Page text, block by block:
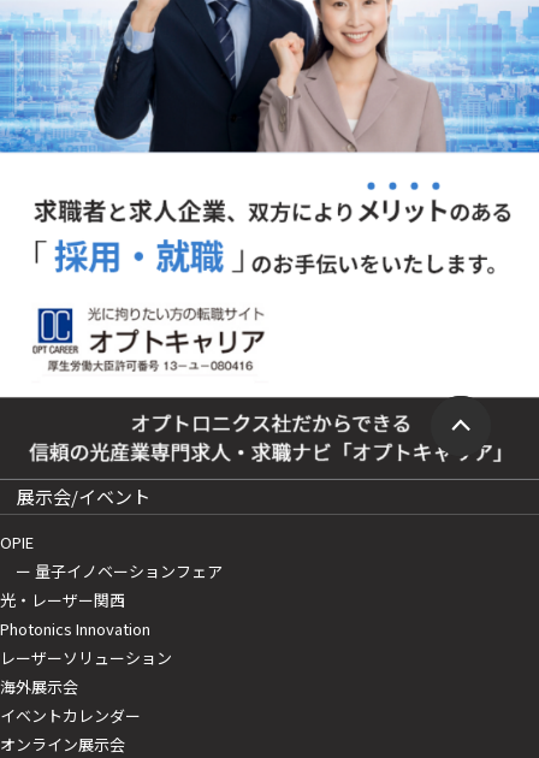
展示会/イベント
OPIE
ー 量子イノベーションフェア
光・レーザー関西
Photonics Innovation
レーザーソリューション
海外展示会
イベントカレンダー
オンライン展示会